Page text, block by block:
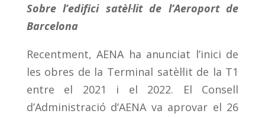
Sobre l’edifici satèl·lit de l’Aeroport de
Barcelona
Recentment, AENA ha anunciat l’inici de
les obres de la Terminal satèl·lit de la T1
entre el 2021 i el 2022. El Consell
d’Administració d’AENA va aprovar el 26